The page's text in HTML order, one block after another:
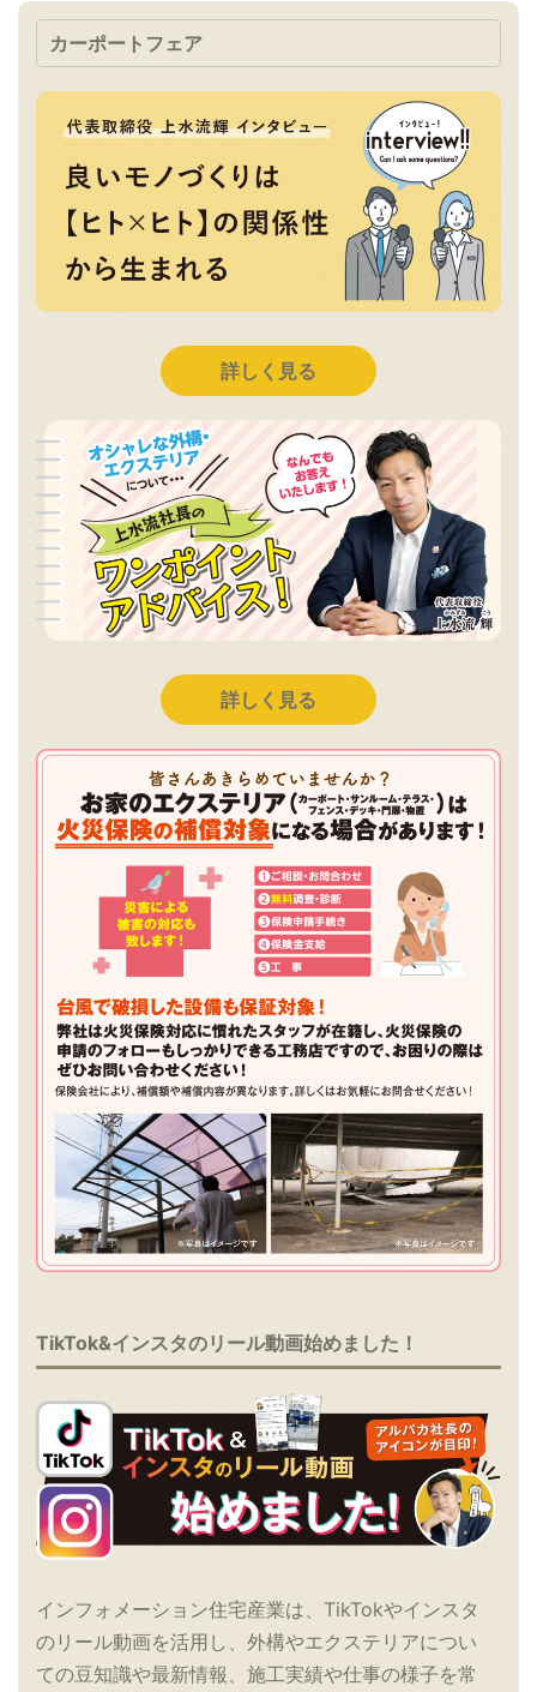
カーポートフェア
詳しく見る
詳しく見る
TikTok&インスタのリール動画始めました！
インフォメーション住宅産業は、TikTokやインスタ
のリール動画を活用し、外構やエクステリアについ
ての豆知識や最新情報、施工実績や仕事の様子を常